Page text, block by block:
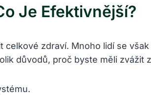
Je Efektivnější?
celkové zdraví. Mnoho lidí se
důvodů, proč byste měli zvážit